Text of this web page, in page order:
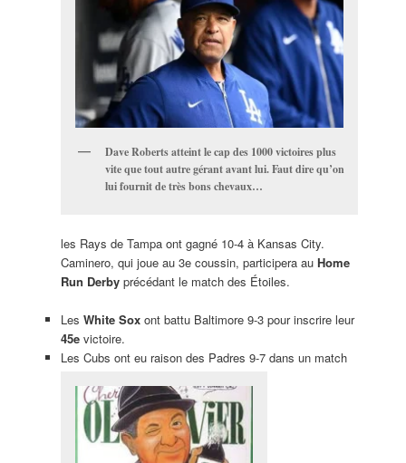
Dave Roberts atteint le cap des 1000 victoires plus
vite que tout autre gérant avant lui. Faut dire qu’on
lui fournit de très bons chevaux…
les Rays de Tampa ont gagné 10-4 à Kansas City.
Caminero, qui joue au 3e coussin, participera au Home
Run Derbyprécédant le match des Étoiles.
Les White Soxont battu Baltimore 9-3 pour inscrire leur
45evictoire.
Les Cubs ont eu raison des Padres 9-7 dans un match